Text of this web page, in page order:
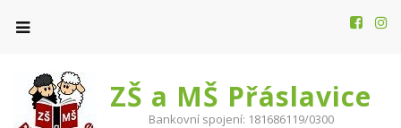
ZŠ a MŠ Přáslavice
Bankovní spojení: 181686119/0300